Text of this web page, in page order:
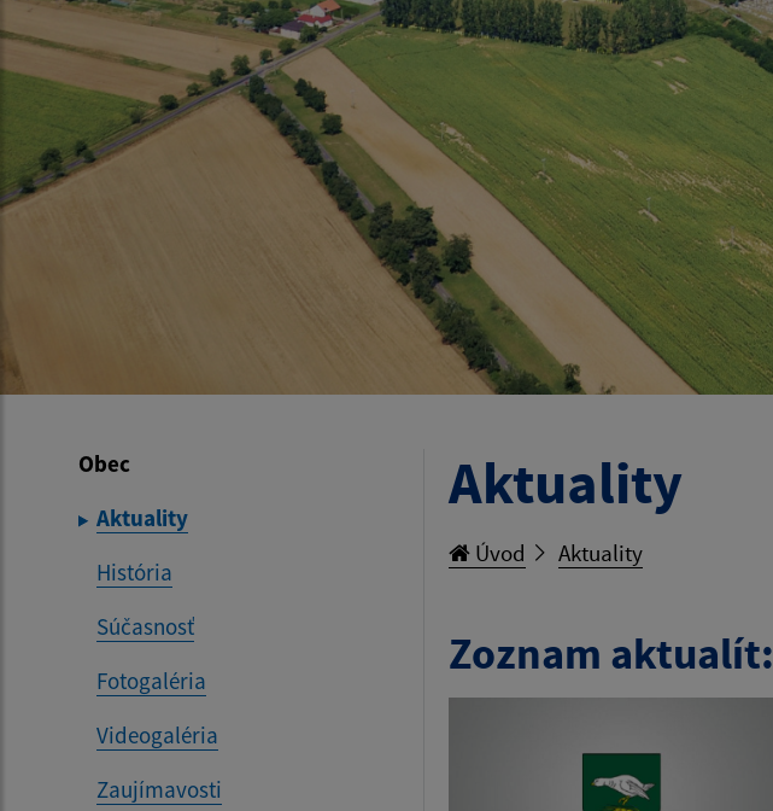
Obec
Aktuality
História
Súčasnosť
Fotogaléria
Videogaléria
Zaujímavosti
Aktuality
Úvod Aktuality
Zoznam aktualít: